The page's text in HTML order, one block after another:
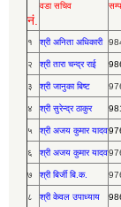
नं.
वडा सचिव
१ श्री अनिता अधिकारी
२ श्री तारा चन्द्र राई
३ श्री जानुका बिष्ट
४ श्री सुरेन्द्र ठाकुर
५ श्री अजय कुमार यादव
६ श्री अजय कुमार यादव
७ श्री बिर्जी बि.क.
८ श्री केवल उपाध्याय